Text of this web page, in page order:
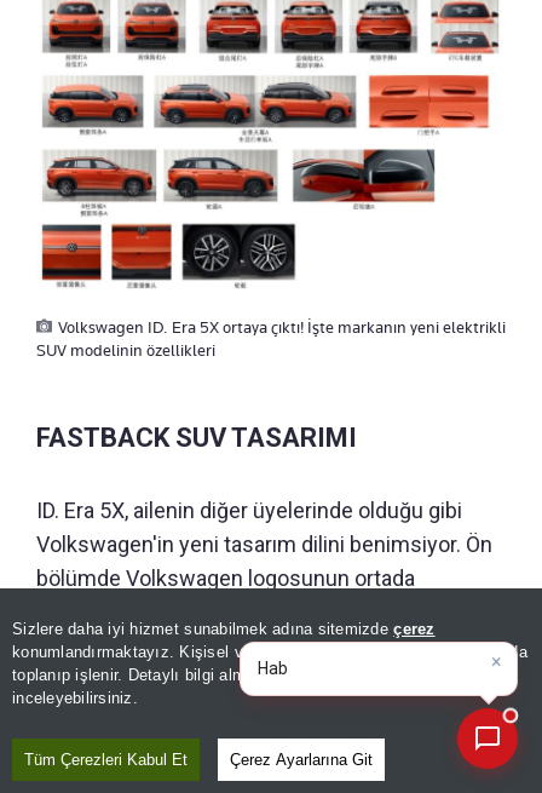
Sizlere daha iyi hizmet sunabilmek adına sitemizdeçerez
konumlandırmaktayız. Kişisel verileriniz, KVKK ve GDPR kapsamında
toplanıp işlenir. Detaylı bilgi almak için
inceleyebilirsiniz.
Tüm Çerezleri Kabul Et Çerez Ayarlarına Git
Volkswagen ID. Era 5X ortaya çıktı! İşte markanın yeni elektrikli
SUV modelinin özellikleri
FASTBACK SUV TASARIMI
ID. Era 5X, ailenin diğer üyelerinde olduğu gibi
Volkswagen'in yeni tasarım dilini benimsiyor. Ön
bölümde Volkswagen logosunun ortada
aydınlatma şeridi bulunuyor. Ana far grupları ise
bu ışık şeridinin altında, tamponun iki yanında yer
alıyor.
Yan profilde ise geleneksel SUV tasarımından
×
Bugünün öne çıkan manşetleri
ve ge